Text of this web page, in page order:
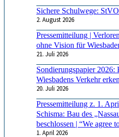
Sichere Schulwege:
2. August 2026
Pressemitteilung |
ohne Vision für
21. Juli 2026
Sondierungspapier
Wiesbadens Verkehr
20. Juli 2026
Pressemitteilung z. 1.
Schisma: Bau des
beschlossen | “We agree
1. April 2026